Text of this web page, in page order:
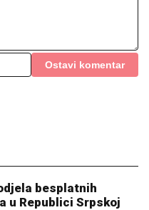
Ostavi komentar
besplatnih
u Republici Srpskoj